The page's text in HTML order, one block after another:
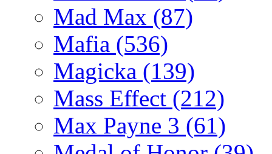
Mad Max (87)
Mafia (536)
Magicka (139)
Mass Effect (212)
Max Payne 3 (61)